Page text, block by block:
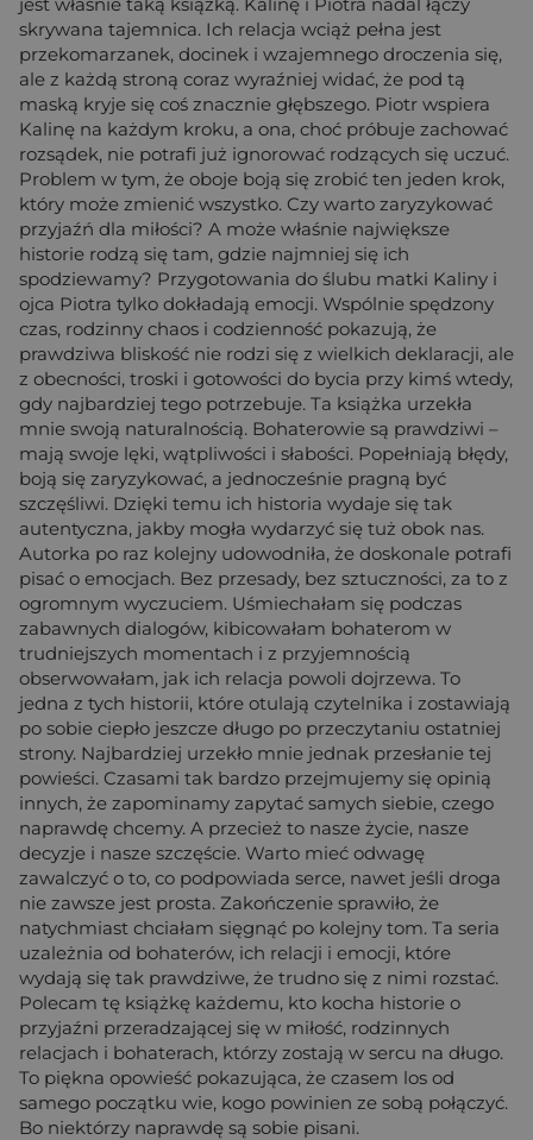
skrywana tajemnica. Ich relacja wciąż pełna jest
przekomarzanek, docinek i wzajemnego droczenia się,
ale z każdą stroną coraz wyraźniej widać, że pod tą
maską kryje się coś znacznie głębszego. Piotr wspiera
Kalinę na każdym kroku, a ona, choć próbuje zachować
rozsądek, nie potrafi już ignorować rodzących się uczuć.
Problem w tym, że oboje boją się zrobić ten jeden krok,
który może zmienić wszystko. Czy warto zaryzykować
przyjaźń dla miłości? A może właśnie największe
historie rodzą się tam, gdzie najmniej się ich
spodziewamy? Przygotowania do ślubu matki Kaliny i
ojca Piotra tylko dokładają emocji. Wspólnie spędzony
czas, rodzinny chaos i codzienność pokazują, że
prawdziwa bliskość nie rodzi się z wielkich deklaracji, ale
z obecności, troski i gotowości do bycia przy kimś wtedy,
gdy najbardziej tego potrzebuje. Ta książka urzekła
mnie swoją naturalnością. Bohaterowie są prawdziwi –
mają swoje lęki, wątpliwości i słabości. Popełniają błędy,
boją się zaryzykować, a jednocześnie pragną być
szczęśliwi. Dzięki temu ich historia wydaje się tak
autentyczna, jakby mogła wydarzyć się tuż obok nas.
Autorka po raz kolejny udowodniła, że doskonale potrafi
pisać o emocjach. Bez przesady, bez sztuczności, za to z
ogromnym wyczuciem. Uśmiechałam się podczas
zabawnych dialogów, kibicowałam bohaterom w
trudniejszych momentach i z przyjemnością
obserwowałam, jak ich relacja powoli dojrzewa. To
jedna z tych historii, które otulają czytelnika i zostawiają
po sobie ciepło jeszcze długo po przeczytaniu ostatniej
strony. Najbardziej urzekło mnie jednak przesłanie tej
powieści. Czasami tak bardzo przejmujemy się opinią
innych, że zapominamy zapytać samych siebie, czego
naprawdę chcemy. A przecież to nasze życie, nasze
decyzje i nasze szczęście. Warto mieć odwagę
zawalczyć o to, co podpowiada serce, nawet jeśli droga
nie zawsze jest prosta. Zakończenie sprawiło, że
natychmiast chciałam sięgnąć po kolejny tom. Ta seria
uzależnia od bohaterów, ich relacji i emocji, które
wydają się tak prawdziwe, że trudno się z nimi rozstać.
Polecam tę książkę każdemu, kto kocha historie o
przyjaźni przeradzającej się w miłość, rodzinnych
relacjach i bohaterach, którzy zostają w sercu na długo.
To piękna opowieść pokazująca, że czasem los od
samego początku wie, kogo powinien ze sobą połączyć.
Bo niektórzy naprawdę są sobie pisani.